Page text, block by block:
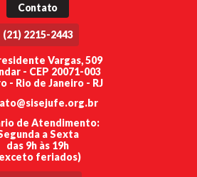
Contato
(21) 2215-2443
Vargas, 509
- CEP 20071-003
- Rio de Janeiro - RJ
de Atendimento:
a Sexta
das 9h às 19h
feriados)